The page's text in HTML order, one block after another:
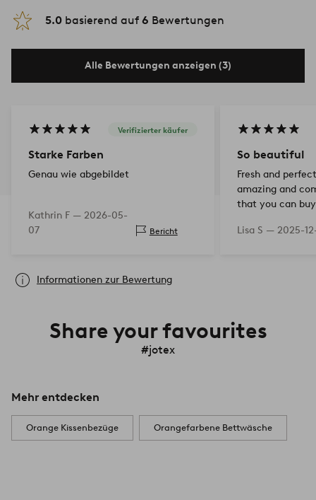
5.0 basierend auf 6 Bewertungen
Alle Bewertungen anzeigen (3)
Verifizierter käufer
Starke Farben
Genau wie abgebildet
Kathrin F — 2026-05-
07
Bericht
So beautiful
Fresh and
amazing and
that you can
massive German
Lisa S — 2025-
Informationen zur Bewertung
Share your favourites
#jotex
Mehr entdecken
Orange Kissenbezüge Orangefarbene Bettwäsche